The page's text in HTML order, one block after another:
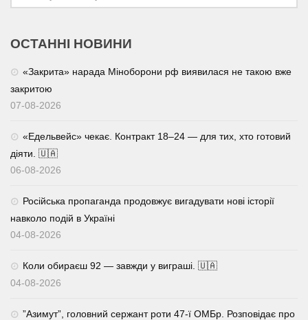
ОСТАННІ НОВИНИ
«Закрита» нарада Міноборони рф виявилася не такою вже
закритою
07-08-2026
«Едельвейс» чекає. Контракт 18–24 — для тих, хто готовий
діяти. 🇺🇦
06-08-2026
Російська пропаганда продовжує вигадувати нові історії
навколо подій в Україні
04-08-2026
Коли обираєш 92 — завжди у виграші. 🇺🇦
04-08-2026
⁨”Азимут”, головний сержант роти 47-ї ОМБр. Розповідає про